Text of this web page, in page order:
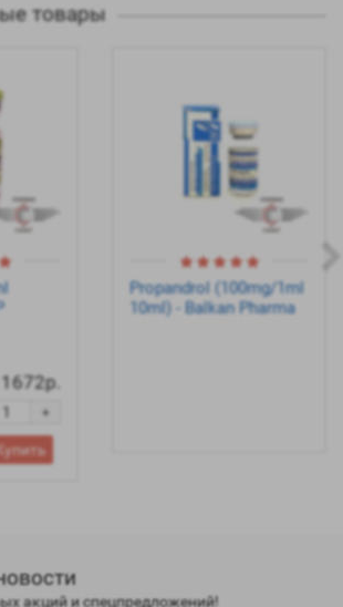
товары
1672р.
+
Propandrol (100mg/1ml
10ml) - Balkan Pharma
акций и спецпредложений!